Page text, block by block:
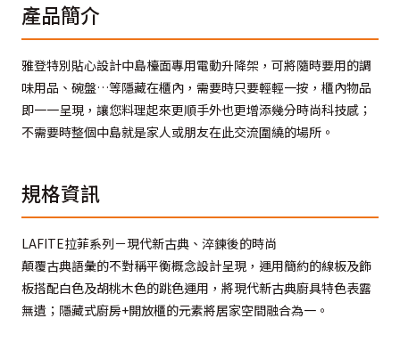
產品簡介
雅登特別貼心設計中島檯面專用電動升降架，可將隨時要用的調
味用品、碗盤…等隱藏在櫃內，需要時只要輕輕一按，櫃內物品
即一一呈現，讓您料理起來更順手外也更增添幾分時尚科技感；
不需要時整個中島就是家人或朋友在此交流圍繞的場所。
規格資訊
LAFITE拉菲系列－現代新古典、淬鍊後的時尚
顛覆古典語彙的不對稱平衡概念設計呈現，運用簡約的線板及飾
板搭配白色及胡桃木色的跳色運用，將現代新古典廚具特色表露
無遺；隱藏式廚房+開放櫃的元素將居家空間融合為一。